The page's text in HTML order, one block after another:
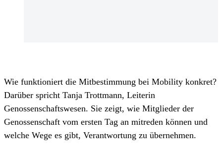
Wie funktioniert die Mitbestimmung bei Mobility konkret?
Darüber spricht Tanja Trottmann, Leiterin
Genossenschaftswesen. Sie zeigt, wie Mitglieder der
Genossenschaft vom ersten Tag an mitreden können und
welche Wege es gibt, Verantwortung zu übernehmen.